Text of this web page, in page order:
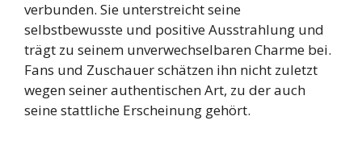
verbunden. Sie unterstreicht seine
selbstbewusste und positive Ausstrahlung und
trägt zu seinem unverwechselbaren Charme bei.
Fans und Zuschauer schätzen ihn nicht zuletzt
wegen seiner authentischen Art, zu der auch
seine stattliche Erscheinung gehört.